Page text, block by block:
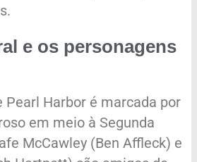
e os personagens
Pearl Harbor é marcada por
em meio à Segunda
McCawley (Ben Affleck) e